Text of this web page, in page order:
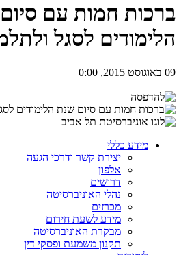
ברכות חמות עם
הלימודים לסגל
09 באוגוסט 2015, 0:00
מידע כללי
יצירת קשר ודרכי הגעה
אלפון
דרושים
נהלי האוניברסיטה
מכרזים
מידע לשעת חירום
מבקרת האוניברסיטה
תקנון משמעת ופסקי דין